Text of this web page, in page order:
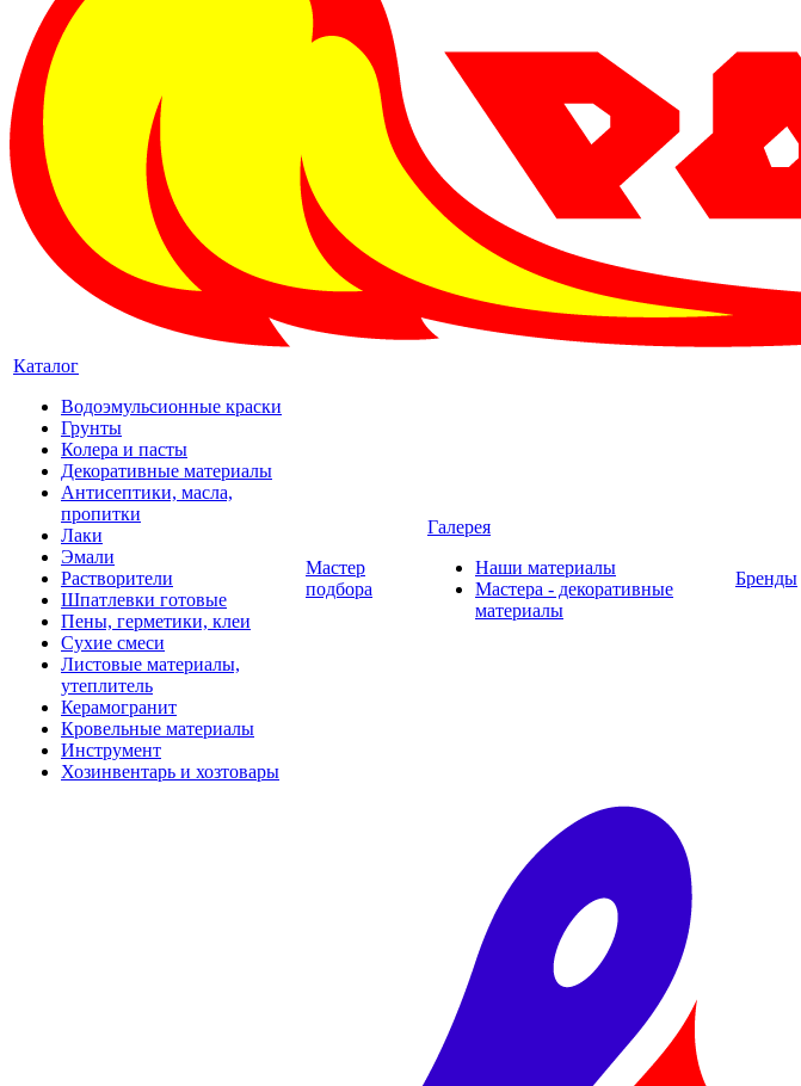
Каталог
Водоэмульсионные краски
Грунты
Колера и пасты
Декоративные материалы
Антисептики, масла,
пропитки
Лаки
Эмали
Растворители
Шпатлевки готовые
Пены, герметики, клеи
Сухие смеси
Листовые материалы,
утеплитель
Керамогранит
Кровельные материалы
Инструмент
Хозинвентарь и хозтовары
Мастер
подбора
Галерея
Наши материалы
Мастера - декоративные
материалы
Бренды